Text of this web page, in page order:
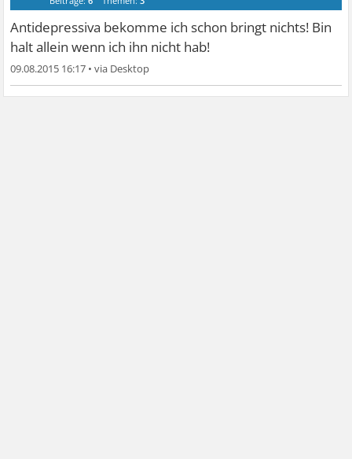
Antidepressiva bekomme ich schon bringt nichts! Bin
halt allein wenn ich ihn nicht hab!
09.08.2015 16:17 •